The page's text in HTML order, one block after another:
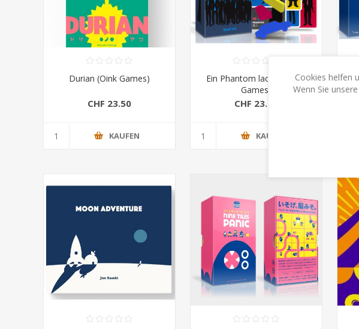
Durian (Oink Games)
CHF 23.50
KAUFEN
Ein Phantom lacht.... (Oink
Games)
CHF 23.50
KAUFEN
Cookies helfen
Wenn Sie